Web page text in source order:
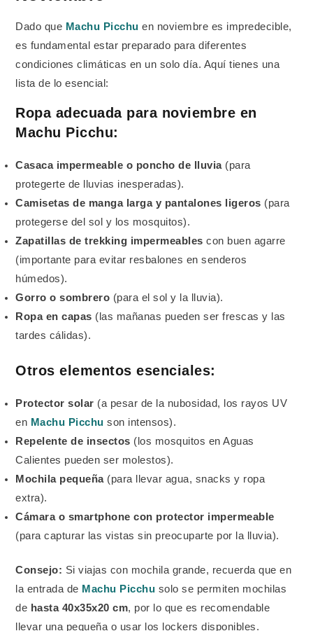
Dado que Machu Picchu en noviembre es impredecible,
es fundamental estar preparado para diferentes
condiciones climáticas en un solo día. Aquí tienes una
lista de lo esencial:
Ropa adecuada para noviembre en
Machu Picchu:
Casaca impermeable o poncho de lluvia(para
protegerte de lluvias inesperadas).
Camisetas de manga larga y pantalones ligeros (para
protegerse del sol y los mosquitos).
Zapatillas de trekking impermeables con buen agarre
(importante para evitar resbalones en senderos
húmedos).
Gorro o sombrero (para el sol y la lluvia).
Ropa en capas (las mañanas pueden ser frescas y las
tardes cálidas).
Otros elementos esenciales:
Protector solar (a pesar de la nubosidad, los rayos UV
en Machu Picchu son intensos).
Repelente de insectos (los mosquitos en Aguas
Calientes pueden ser molestos).
Mochila pequeña(para llevar agua, snacks y ropa
extra).
Cámara o smartphone con protector impermeable
(para capturar las vistas sin preocuparte por la lluvia).
Consejo: Si viajas con mochila grande, recuerda que en
la entrada de Machu Picchu solo se permiten mochilas
de hasta 40x35x20 cm, por lo que es recomendable
llevar una pequeña o usar los lockers disponibles.